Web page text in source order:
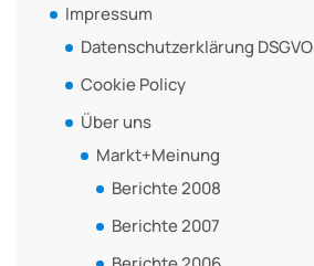
Impressum
Datenschutzerklärung DSGVO
Cookie Policy
Über uns
Markt+Meinung
Berichte 2008
Berichte 2007